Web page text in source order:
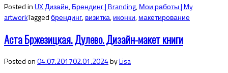
Posted inUX Дизайн,Брендинг | Branding,Мои работы | My
artworkTaggedбрендинг,визитка,иконки,макетирование
Аста Бржезицкая. Дулево. Дизайн-макет книги
Posted on04.07.201702.01.2024byLisa